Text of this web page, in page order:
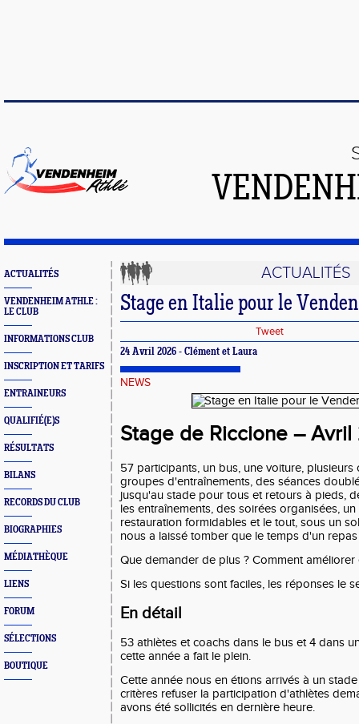
ACTUALITÉS
VENDENHEIM ATHLE :
LE CLUB
INFORMATIONS CLUB
INSCRIPTION ET TARIFS
ENTRAINEURS
QUALIFIÉ(E)S
RÉSULTATS
BILANS
RECORDS DU CLUB
BIOGRAPHIES
MÉDIATHÈQUE
LIENS
FORUM
SÉLECTIONS
BOUTIQUE
ACTUALITÉS
Stage en Italie pour le
Tweet
24 Avril 2026 - Clément et Laura
NEWS
Stage de Riccione –
57 participants, un bus, une voiture, plusieurs
groupes d'entraînements, des séances
jusqu'au stade pour tous et retours à pieds,
les entraînements, des soirées organisées,
restauration formidables et le tout, sous un
nous a laissé tomber que le temps d'un
Que demander de plus ? Comment améliorer
Si les questions sont faciles, les réponses le
En détail
53 athlètes et coachs dans le bus et 4 dans
cette année a fait le plein.
Cette année nous en étions arrivés à un
critères refuser la participation d'athlètes
avons été sollicités en dernière heure.